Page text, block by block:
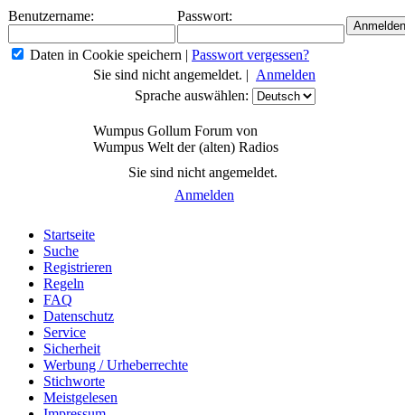
Benutzername: Passwort:
Daten in Cookie speichern | Passwort vergessen?
Sie sind nicht angemeldet. | Anmelden
Sprache auswählen:
Wumpus Gollum Forum von
Wumpus Welt der (alten) Radios
Sie sind nicht angemeldet.
Anmelden
Startseite
Suche
Registrieren
Regeln
FAQ
Datenschutz
Service
Sicherheit
Werbung / Urheberrechte
Stichworte
Meistgelesen